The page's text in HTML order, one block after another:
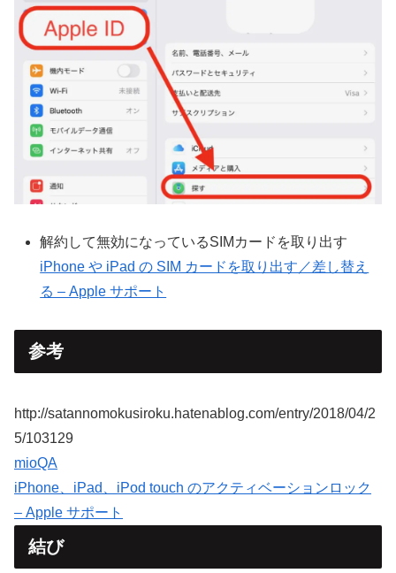
解約して無効になっているSIMカードを取り出す
iPhone や iPad の SIM カードを取り出す／差し替え
る – Apple サポート
参考
http://satannomokusiroku.hatenablog.com/entry/2018/04/2
5/103129
mioQA
iPhone、iPad、iPod touch のアクティベーションロック
– Apple サポート
結び